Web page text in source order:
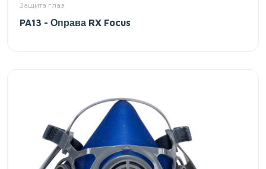
Защита глаз
PA13 - Оправа RX Focus